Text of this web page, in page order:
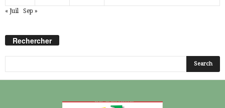
« Juil Sep »
Rechercher